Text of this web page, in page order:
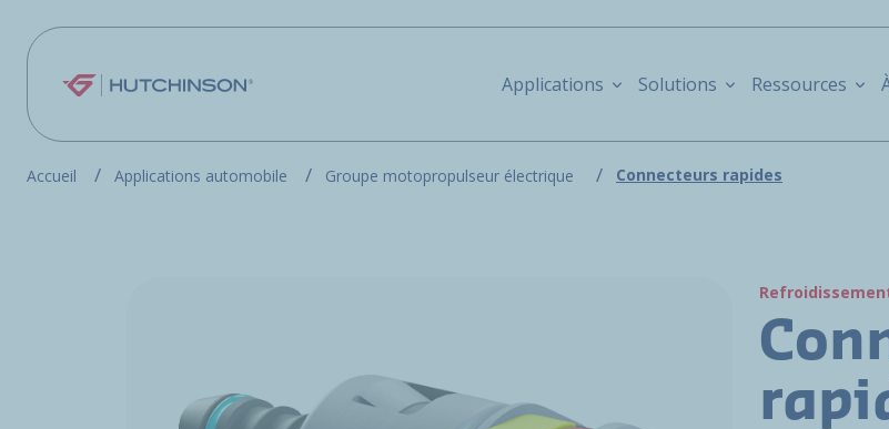
Aller au contenu principal
Applications Solutions Ressources
Accueil Applications automobile Groupe motopropulseur électrique Connecteurs rapides